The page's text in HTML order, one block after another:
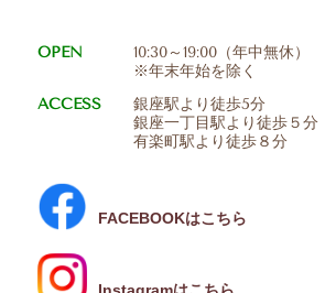
OPEN
10:30～19:00（年中無休）
※年末年始を除く
ACCESS
銀座駅より徒歩5分
銀座一丁目駅より徒歩５分
有楽町駅より徒歩８分
FACEBOOKはこちら